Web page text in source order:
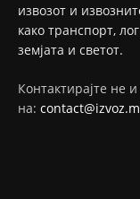
извозот и
како транспорт,
земјата и светот.
Контактирајте не
на: